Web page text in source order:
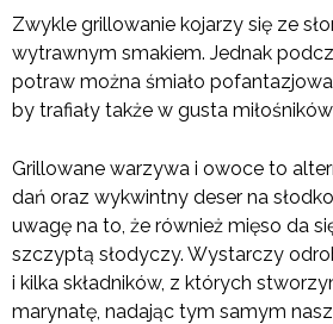
Zwykle grillowanie kojarzy się ze
wytrawnym smakiem. Jednak
potraw można śmiało
by trafiały także w gusta
Grillowane warzywa i owoce to
dań oraz wykwintny deser na
uwagę na to, że również mięso da
szczyptą słodyczy. Wystarczy
i kilka składników, z których
marynatę, nadając tym samym